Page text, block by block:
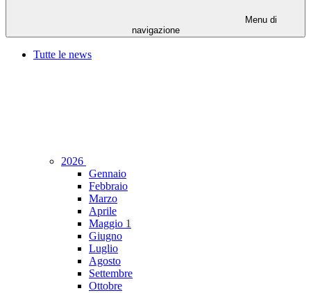
Menu di
navigazione
Tutte le news
2026
Gennaio
Febbraio
Marzo
Aprile
Maggio 1
Giugno
Luglio
Agosto
Settembre
Ottobre